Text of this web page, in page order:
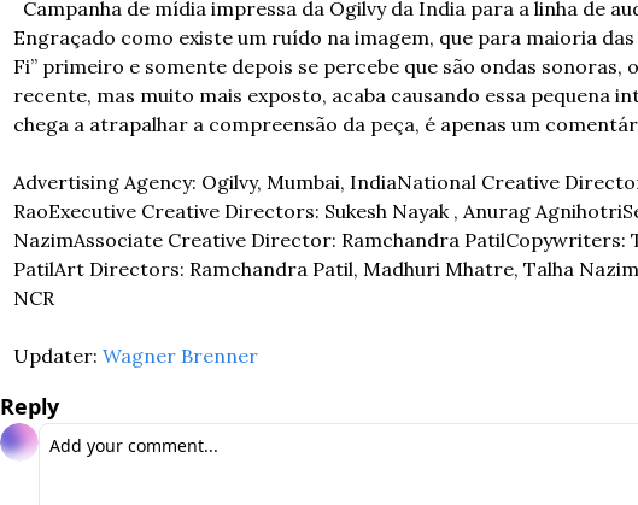
Engraçado como existe um ruído na imagem, que para maioria
Fi” primeiro e somente depois se percebe que são ondas sonoras,
recente, mas muito mais exposto, acaba causando essa pequena
chega a atrapalhar a compreensão da peça, é apenas um
Advertising Agency: Ogilvy, Mumbai, IndiaNational Creative
RaoExecutive Creative Directors: Sukesh Nayak , Anurag Agnihotri
NazimAssociate Creative Director: Ramchandra PatilCopywriters:
PatilArt Directors: Ramchandra Patil, Madhuri Mhatre, Talha Nazim
NCR
Updater: Wagner Brenner
Reply